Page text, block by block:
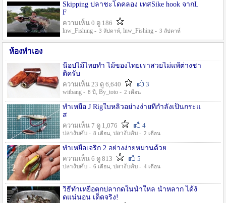
Skipping ปลาชะโดคลอง เทสSike hook จากL
F
ความเห็น 0 ดู 186
lnw_Fishing - 3 สัปดาห์, lnw_Fishing - 3 สัปดาห์
ห้องทำเอง
น๊อปไม้ไทยทำ ไม้ของไทยเราสวยไม่แพ้ต่างชา
ติครับ
ความเห็น 23 ดู 6,640
3
witbang - 8 ปี , By_toto - 2 เดือน
ทำเหยื่อ J Rigใบหลิวอย่างง่ายที่กำลังเป็นกระแ
ส
ความเห็น 7 ดู 1,076
4
ปลางับคับ - 8 เดือน, ปลางับคับ - 2 เดือน
ทำเหยื่อเจริก 2 อย่างง่ายหมานด้วย
ความเห็น 6 ดู 813
5
ปลางับคับ - 6 เดือน, ปลางับคับ - 4 เดือน
วิธีทำเหยื่อตกปลากดในน้ำใหล น้ำหลาก ได้งั
ดแน่นอน เด็ดจริง!